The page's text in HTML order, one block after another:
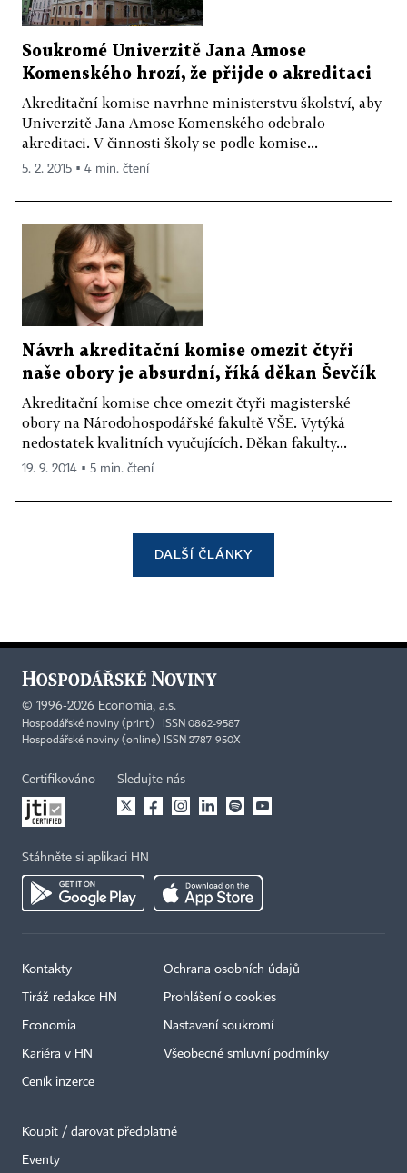
Soukromé Univerzitě Jana Amose
Komenského hrozí, že přijde o akreditaci
Akreditační komise navrhne ministerstvu školství, aby
Univerzitě Jana Amose Komenského odebralo
akreditaci. V činnosti školy se podle komise...
5. 2. 2015 ▪ 4 min. čtení
Návrh akreditační komise omezit čtyři
naše obory je absurdní, říká děkan Ševčík
Akreditační komise chce omezit čtyři magisterské
obory na Národohospodářské fakultě VŠE. Vytýká
nedostatek kvalitních vyučujících. Děkan fakulty...
19. 9. 2014 ▪ 5 min. čtení
DALŠÍ ČLÁNKY
© 1996-2026 Economia, a.s.
Hospodářské noviny (print) ISSN 0862-9587
Hospodářské noviny (online) ISSN 2787-950X
Certifikováno Sledujte nás
Stáhněte si aplikaci HN
Kontakty
Tiráž redakce HN
Economia
Kariéra v HN
Ceník inzerce
Ochrana osobních údajů
Prohlášení o cookies
Nastavení soukromí
Všeobecné smluvní podmínky
Koupit / darovat předplatné
Eventy